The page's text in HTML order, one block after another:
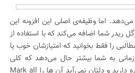
اما وظیفه‌ی اصلی این افزونه این
ریدر شما اضافه می‌کند که با استفاده از
را فقط بخوانید که امتیازشان خوب یا
به شما بیشتر حال می‌دهد که کلی